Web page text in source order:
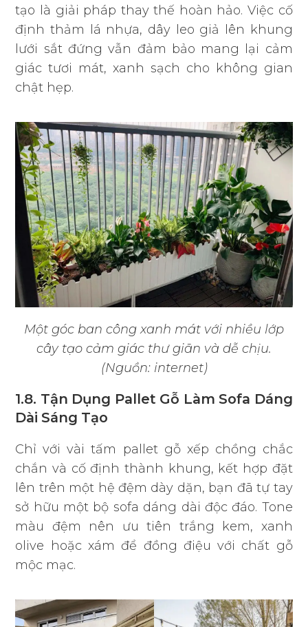
tạo là giải pháp thay thế hoàn hảo. Việc cố
định thảm lá nhựa, dây leo giả lên khung
lưới sắt đứng vẫn đảm bảo mang lại cảm
giác tươi mát, xanh sạch cho không gian
chật hẹp.
Một góc ban công xanh mát với nhiều lớp
cây tạo cảm giác thư giãn và dễ chịu.
(Nguồn: internet)
1.8. Tận Dụng Pallet Gỗ Làm Sofa Dáng
Dài Sáng Tạo
Chỉ với vài tấm pallet gỗ xếp chồng chắc
chắn và cố định thành khung, kết hợp đặt
lên trên một hệ đệm dày dặn, bạn đã tự tay
sở hữu một bộ sofa dáng dài độc đáo. Tone
màu đệm nên ưu tiên trắng kem, xanh
olive hoặc xám để đồng điệu với chất gỗ
mộc mạc.